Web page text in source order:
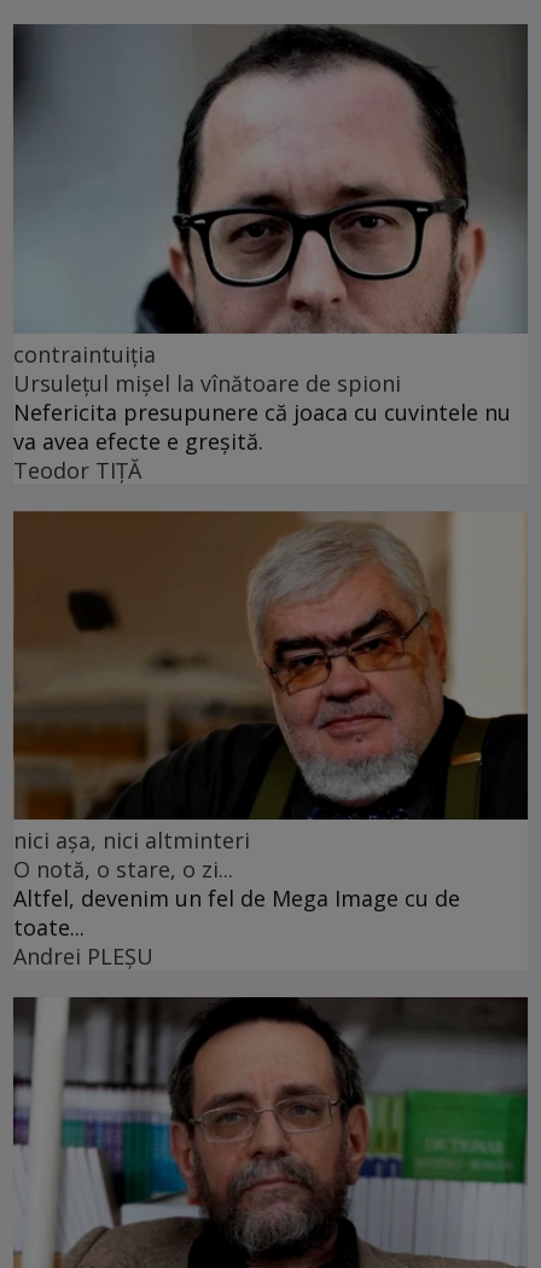
contraintuiția
Ursulețul mișel la vînătoare de spioni
Nefericita presupunere că joaca cu cuvintele nu
va avea efecte e greșită.
Teodor TIŢĂ
nici așa, nici altminteri
O notă, o stare, o zi...
Altfel, devenim un fel de Mega Image cu de
toate...
Andrei PLEŞU